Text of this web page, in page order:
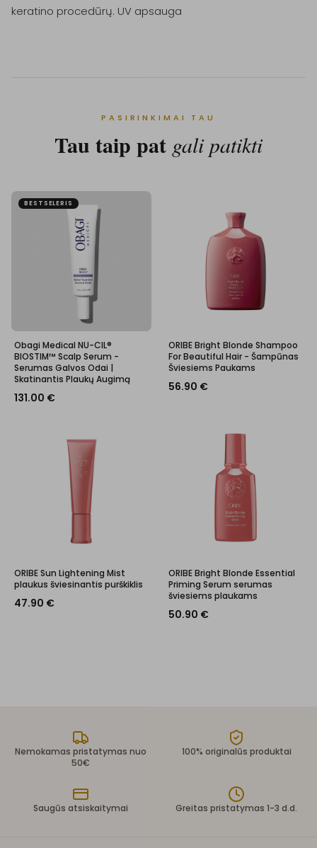
keratino procedūrų. UV apsauga
PASIRINKIMAI TAU
Tau taip pat gali patikti
BESTSELERIS
Obagi Medical NU-CIL®
BIOSTIM™ Scalp Serum -
Serumas Galvos Odai |
Skatinantis Plaukų Augimą
131.00 €
ORIBE Bright Blonde Shampoo
For Beautiful Hair - Šampūnas
Šviesiems Paukams
56.90 €
ORIBE Sun Lightening Mist
plaukus šviesinantis purškiklis
47.90 €
ORIBE Bright Blonde Essential
Priming Serum serumas
šviesiems plaukams
50.90 €
Nemokamas pristatymas nuo
50€
100% originalūs produktai
Saugūs atsiskaitymai Greitas pristatymas 1-3 d.d.